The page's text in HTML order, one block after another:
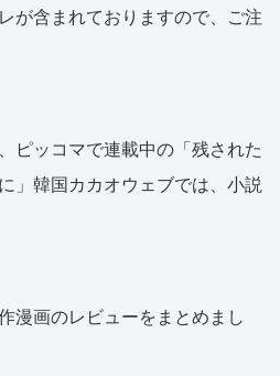
が含まれておりますので、ご注
ピッコマで連載中の「残された
」韓国カカオウェブでは、小説
漫画のレビューをまとめまし